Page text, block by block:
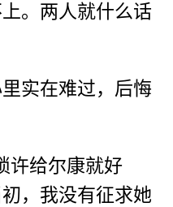
。两人就什么话
实在难过，后悔
许给尔康就好
，我没有征求她